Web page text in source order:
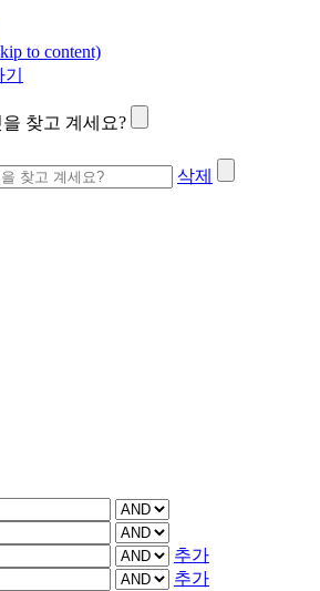
to content)
찾고 계세요?
삭제
추가
추가